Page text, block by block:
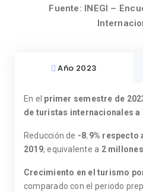
Fuente: INEGI –
Año 2023
En el primer semestre de
de turistas internacionales a
Reducción de -8.9% respecto
2019, equivalente a 2
Crecimiento en el turismo
comparado con el periodo